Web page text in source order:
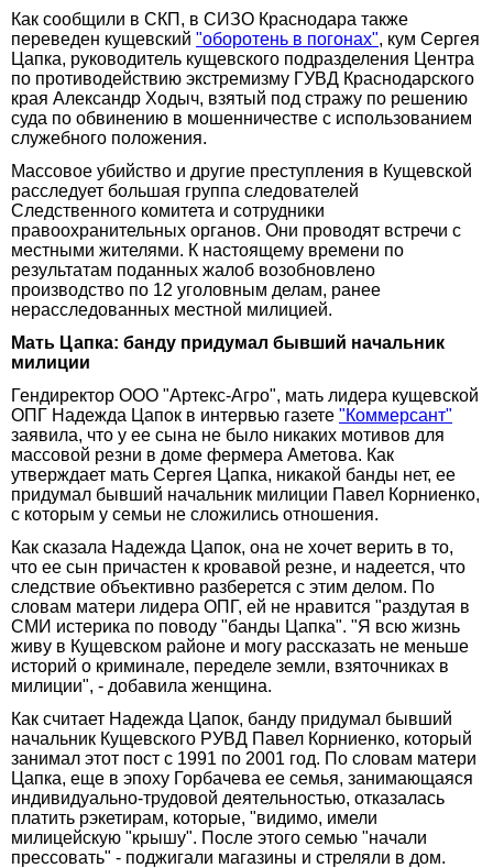
Как сообщили в СКП, в СИЗО Краснодара также
переведен кущевский "оборотень в погонах", кум Сергея
Цапка, руководитель кущевского подразделения Центра
по противодействию экстремизму ГУВД Краснодарского
края Александр Ходыч, взятый под стражу по решению
суда по обвинению в мошенничестве с использованием
служебного положения.
Массовое убийство и другие преступления в Кущевской
расследует большая группа следователей
Следственного комитета и сотрудники
правоохранительных органов. Они проводят встречи с
местными жителями. К настоящему времени по
результатам поданных жалоб возобновлено
производство по 12 уголовным делам, ранее
нерасследованных местной милицией.
Мать Цапка: банду придумал бывший начальник
милиции
Гендиректор ООО "Артекс-Агро", мать лидера кущевской
ОПГ Надежда Цапок в интервью газете "Коммерсант"
заявила, что у ее сына не было никаких мотивов для
массовой резни в доме фермера Аметова. Как
утверждает мать Сергея Цапка, никакой банды нет, ее
придумал бывший начальник милиции Павел Корниенко,
с которым у семьи не сложились отношения.
Как сказала Надежда Цапок, она не хочет верить в то,
что ее сын причастен к кровавой резне, и надеется, что
следствие объективно разберется с этим делом. По
словам матери лидера ОПГ, ей не нравится "раздутая в
СМИ истерика по поводу "банды Цапка". "Я всю жизнь
живу в Кущевском районе и могу рассказать не меньше
историй о криминале, переделе земли, взяточниках в
милиции", - добавила женщина.
Как считает Надежда Цапок, банду придумал бывший
начальник Кущевского РУВД Павел Корниенко, который
занимал этот пост с 1991 по 2001 год. По словам матери
Цапка, еще в эпоху Горбачева ее семья, занимающаяся
индивидуально-трудовой деятельностью, отказалась
платить рэкетирам, которые, "видимо, имели
милицейскую "крышу". После этого семью "начали
прессовать" - поджигали магазины и стреляли в дом.